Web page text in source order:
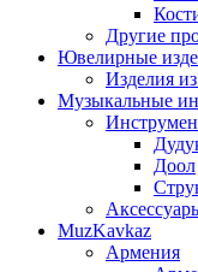
Другие
Ювелирные
Изделия
Музыкальные
Доол
MuzKavkaz
Армения